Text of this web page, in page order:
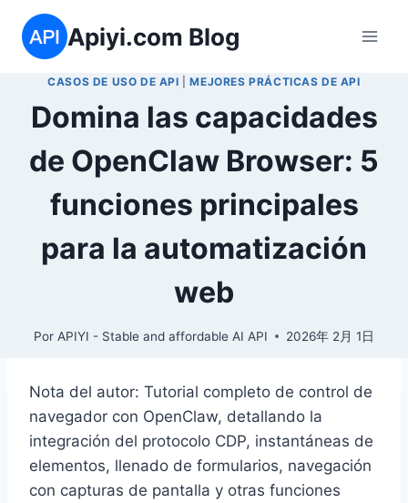
Saltar
contenido
Apiyi.com Blog
CASOS DE USO DE API |MEJORES PRÁCTICAS DE API
Domina las capacidades
de OpenClaw Browser: 5
funciones principales
para la automatización
web
Por APIYI - Stable and affordable AI API 2026年 2月 1日
Nota del autor: Tutorial completo de control de
navegador con OpenClaw, detallando la
integración del protocolo CDP, instantáneas de
elementos, llenado de formularios, navegación
con capturas de pantalla y otras funciones